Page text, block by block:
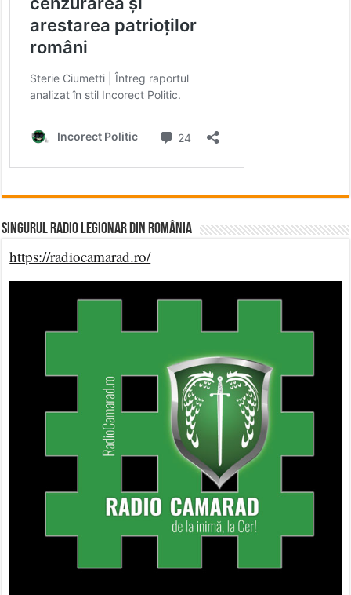
Singurul Radio Legionar din România
https://radiocamarad.ro/